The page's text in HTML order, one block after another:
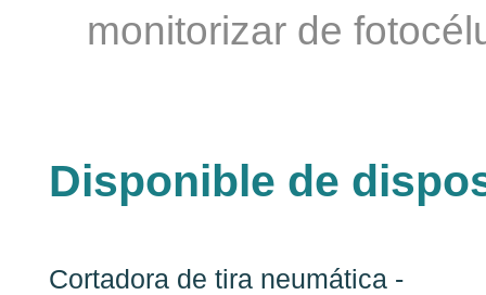
monitorizar de
Disponible de
Cortadora de tira neumática -